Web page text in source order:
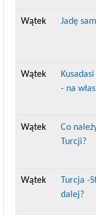
Wątek Jadę
Wątek
- na
Wątek
Co
Turcji?
Wątek
Turcja -
dalej?